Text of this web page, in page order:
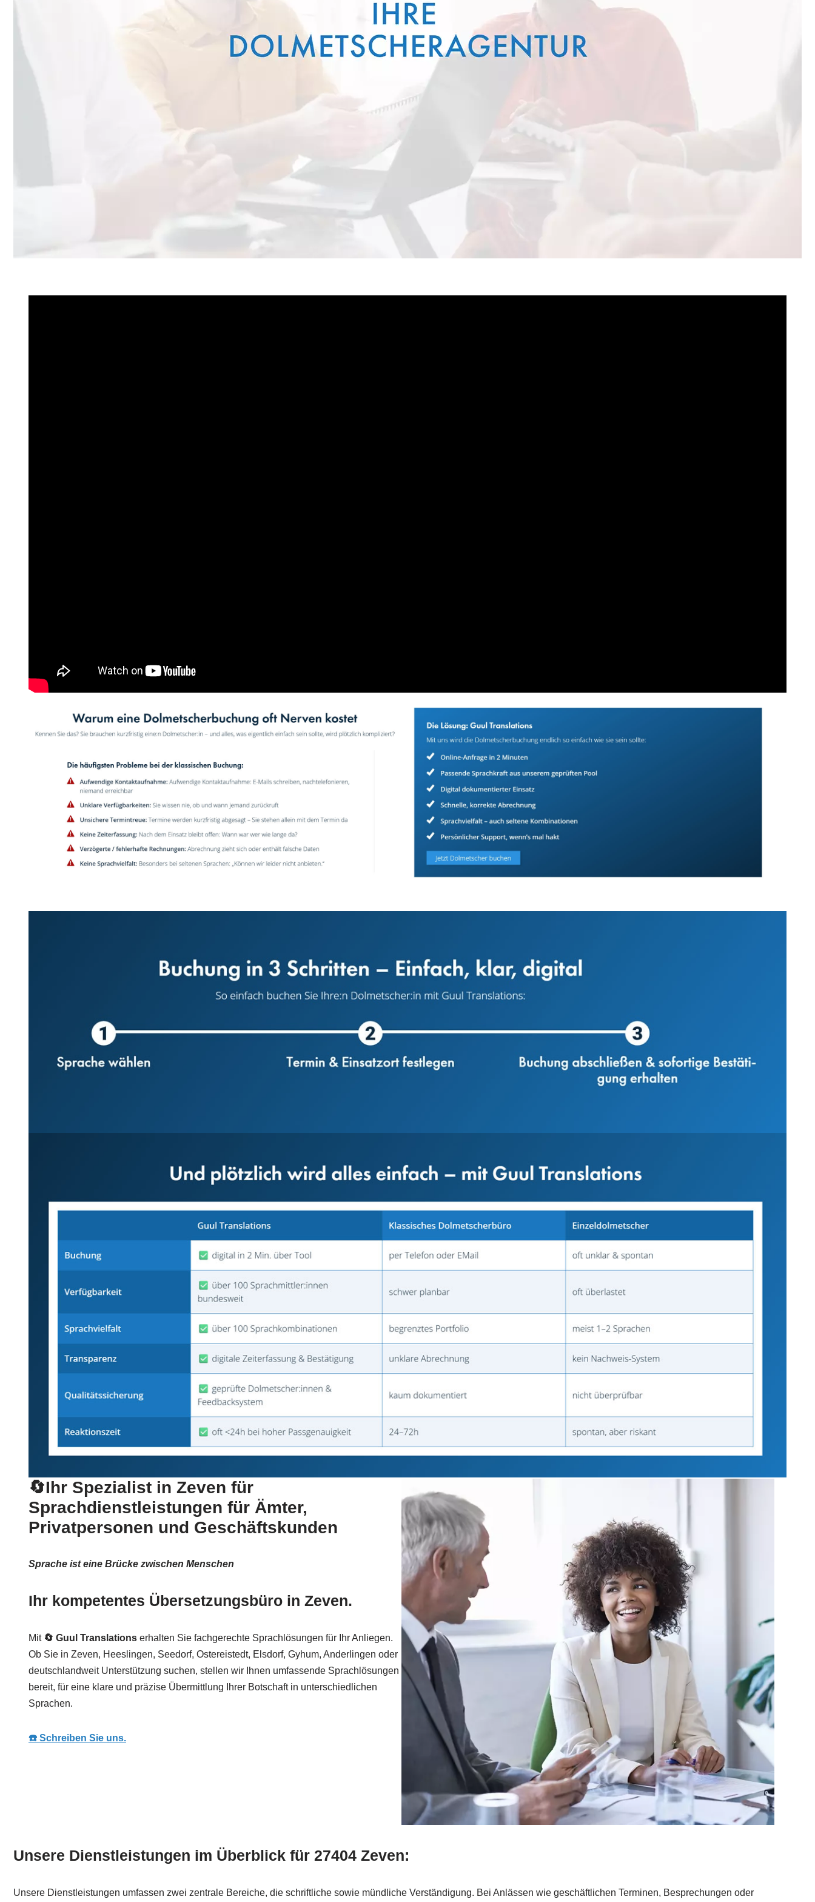
🔄Ihr Spezialist in Zeven für
Sprachdienstleistungen für Ämter,
Privatpersonen und Geschäftskunden
Sprache ist eine Brücke zwischen Menschen
Ihr kompetentes Übersetzungsbüro in Zeven.
Mit 🔄 Guul Translations erhalten Sie fachgerechte Sprachlösungen für Ihr Anliegen.
Ob Sie in Zeven, Heeslingen, Seedorf, Ostereistedt, Elsdorf, Gyhum, Anderlingen oder
deutschlandweit Unterstützung suchen, stellen wir Ihnen umfassende Sprachlösungen
bereit, für eine klare und präzise Übermittlung Ihrer Botschaft in unterschiedlichen
Sprachen.
☎️ Schreiben Sie uns.
Unsere Dienstleistungen im Überblick für 27404 Zeven:
Unsere Dienstleistungen umfassen zwei zentrale Bereiche, die schriftliche sowie mündliche Verständigung. Bei Anlässen wie geschäftlichen Terminen, Besprechungen oder